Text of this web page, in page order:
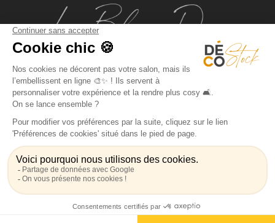
Qui sommes-nous? Dossier de presse
Espace pro
Politique de confidentialité
Livraison
Paiement sécurisé et facilités de paiement
Canapé Rapido Fauteuil Cuir
© 2026 Decostock